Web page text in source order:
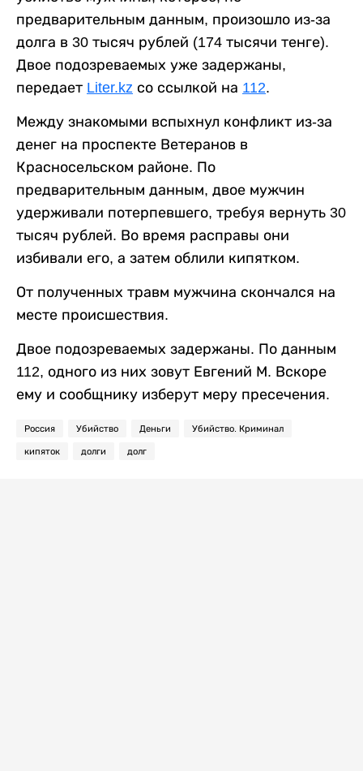
предварительным данным, произошло из-за
долга в 30 тысяч рублей (174 тысячи тенге).
Двое подозреваемых уже задержаны,
передает Liter.kz со ссылкой на 112.
Между знакомыми вспыхнул конфликт из-за
денег на проспекте Ветеранов в
Красносельском районе. По
предварительным данным, двое мужчин
удерживали потерпевшего, требуя вернуть 30
тысяч рублей. Во время расправы они
избивали его, а затем облили кипятком.
От полученных травм мужчина скончался на
месте происшествия.
Двое подозреваемых задержаны. По данным
112, одного из них зовут Евгений М. Вскоре
ему и сообщнику изберут меру пресечения.
Россия Убийство Деньги Убийство. Криминал
кипяток долги долг